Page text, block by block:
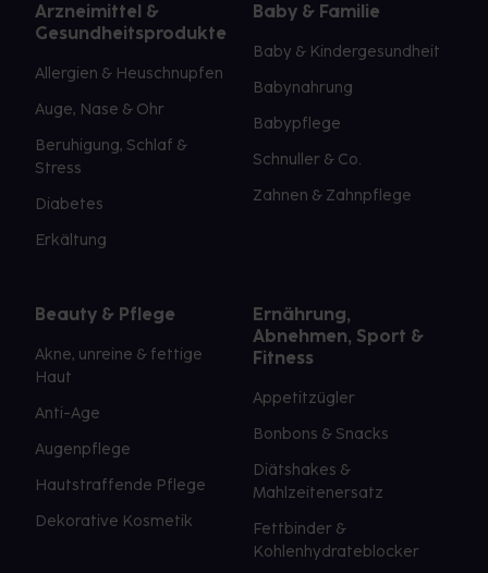
Arzneimittel &
Gesundheitsprodukte
Allergien & Heuschnupfen
Auge, Nase & Ohr
Beruhigung, Schlaf &
Stress
Diabetes
Erkältung
Baby & Familie
Baby & Kindergesundheit
Babynahrung
Babypflege
Schnuller & Co.
Zahnen & Zahnpflege
Beauty & Pflege
Akne, unreine & fettige
Haut
Anti-Age
Augenpflege
Hautstraffende Pflege
Dekorative Kosmetik
Ernährung,
Abnehmen, Sport &
Fitness
Appetitzügler
Bonbons & Snacks
Diätshakes &
Mahlzeitenersatz
Fettbinder &
Kohlenhydrateblocker